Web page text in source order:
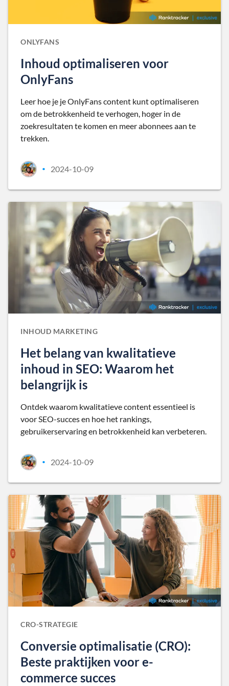
ONLYFANS
Inhoud optimaliseren voor
OnlyFans
Leer hoe je je OnlyFans content kunt optimaliseren
om de betrokkenheid te verhogen, hoger in de
zoekresultaten te komen en meer abonnees aan te
trekken.
• 2024-10-09
INHOUD MARKETING
Het belang van kwalitatieve
inhoud in SEO: Waarom het
belangrijk is
Ontdek waarom kwalitatieve content essentieel is
voor SEO-succes en hoe het rankings,
gebruikerservaring en betrokkenheid kan verbeteren.
• 2024-10-09
CRO-STRATEGIE
Conversie optimalisatie (CRO):
Beste praktijken voor e-
commerce succes